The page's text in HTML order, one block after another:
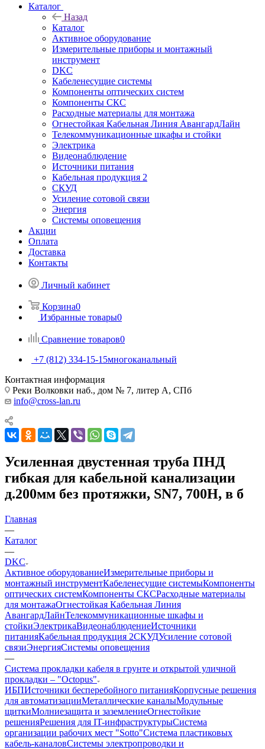
Каталог
Назад
Каталог
Активное оборудование
Измерительные приборы и монтажный
инструмент
DKC
Кабеленесущие системы
Компоненты оптических систем
Компоненты СКС
Расходные материалы для монтажа
Огнестойкая Кабельная Линия АвангардЛайн
Телекоммуникационные шкафы и стойки
Электрика
Видеонаблюдение
Источники питания
Кабельная продукция 2
СКУД
Усиление сотовой связи
Энергия
Системы оповещения
Акции
Оплата
Доставка
Контакты
Личный кабинет
Корзина0
Избранные товары0
Сравнение товаров0
+7 (812) 334-15-15многоканальный
Контактная информация
Реки Волковки наб., дом № 7, литер А, СПб
info@cross-lan.ru
Усиленная двустенная труба ПНД
гибкая для кабельной канализации
д.200мм без протяжки, SN7, 700Н, в б
Главная
—
Каталог
—
DKC
Активное оборудованиеИзмерительные приборы и
монтажный инструментКабеленесущие системыКомпоненты
оптических системКомпоненты СКСРасходные материалы
для монтажаОгнестойкая Кабельная Линия
АвангардЛайнТелекоммуникационные шкафы и
стойкиЭлектрикаВидеонаблюдениеИсточники
питанияКабельная продукция 2СКУДУсиление сотовой
связиЭнергияСистемы оповещения
—
Система прокладки кабеля в грунте и открытой уличной
прокладки – "Octopus"
ИБПИсточники бесперебойного питанияКорпусные решения
для автоматизацииМеталлические каналыМодульные
щиткиМолниезащита и заземлениеОгнестойкие
решенияРешения для IT-инфраструктурыСистема
организации рабочих мест "Sotto"Система пластиковых
кабель-каналовСистемы электропроводки и